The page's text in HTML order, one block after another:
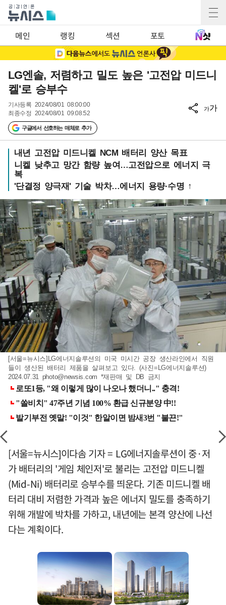
메인 랭킹 섹션 포토
LG엔솔, 저렴하고 밀도 높은 '고전압 미드니
켈'로 승부수
기사등록 2024/08/01 08:00:00
최종수정 2024/08/01 09:08:52
구글에서 선호하는 매체로 추가
가가
내년 고전압 미드니켈 NCM 배터리 양산 목표
니켈 낮추고 망간 함량 높여…고전압으로 에너지 극
복
'단결정 양극재' 기술 박차…에너지 용량·수명 ↑
[서울=뉴시스]LG에너지솔루션의 미국 미시간 공장 생산라인에서 직원
들이 생산된 배터리 제품을 살펴보고 있다. (사진=LG에너지솔루션)
2024.07.31 photo@newsis.com *재판매 및 DB 금지
[서울=뉴시스]이다솜 기자 = LG에너지솔루션이 중·저
가 배터리의 '게임 체인저'로 불리는 고전압 미드니켈
(Mid-Ni) 배터리로 승부수를 띄운다. 기존 미드니켈 배
터리 대비 저렴한 가격과 높은 에너지 밀도를 충족하기
위해 개발에 박차를 가하고, 내년에는 본격 양산에 나선
다는 계획이다.